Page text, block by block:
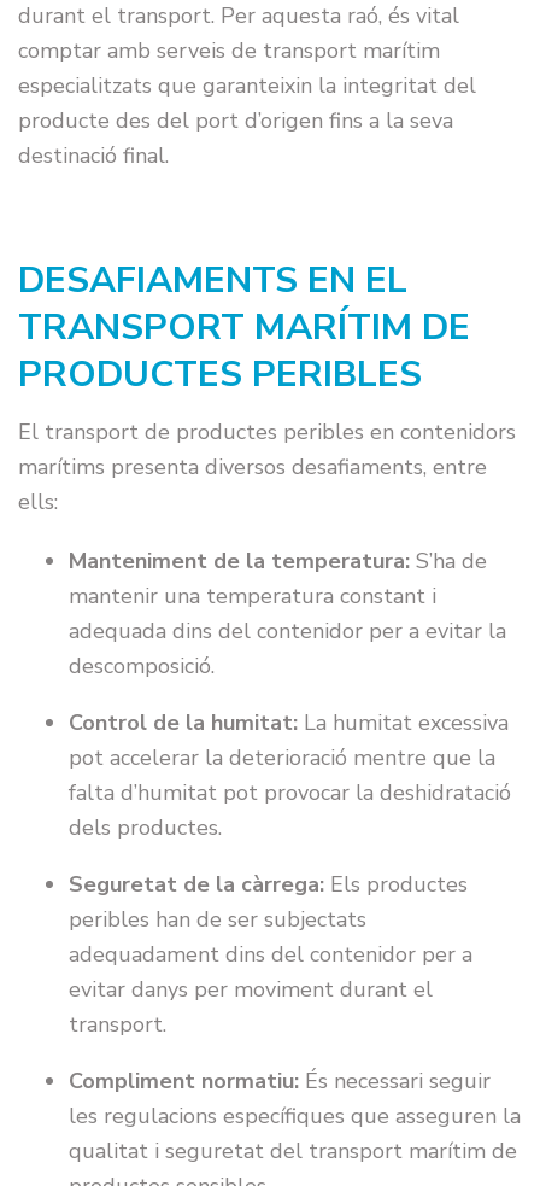
durant el transport. Per aquesta raó, és vital
comptar amb serveis de transport marítim
especialitzats que garanteixin la integritat del
producte des del port d’origen fins a la seva
destinació final.
DESAFIAMENTS EN EL
TRANSPORT MARÍTIM DE
PRODUCTES PERIBLES
El transport de productes peribles en contenidors
marítims presenta diversos desafiaments, entre
ells:
Manteniment de la temperatura:S’ha de
mantenir una temperatura constant i
adequada dins del contenidor per a evitar la
descomposició.
Control de la humitat: La humitat excessiva
pot accelerar la deterioració mentre que la
falta d’humitat pot provocar la deshidratació
dels productes.
Seguretat de la càrrega: Els productes
peribles han de ser subjectats
adequadament dins del contenidor per a
evitar danys per moviment durant el
transport.
Compliment normatiu: És necessari seguir
les regulacions específiques que asseguren la
qualitat i seguretat del transport marítim de